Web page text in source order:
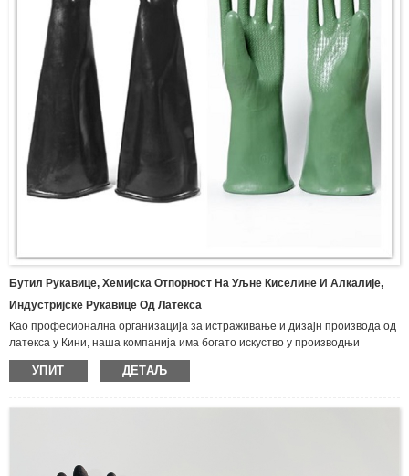
Бутил Рукавице, Хемијска Отпорност На Уљне Киселине И Алкалије,
Индустријске Рукавице Од Латекса
Као професионална организација за истраживање и дизајн производа од
латекса у Кини, наша компанија има богато искуство у производњи
различитих врста рукавица и производа од латекса, укључујући бутил
рукавице, импрегниране рукавице, неопренске рукавице, рукавице
предива.Најлон нитрилне заштитне рукавице, рукавице од двоструког
УПИТ ДЕТАЉ